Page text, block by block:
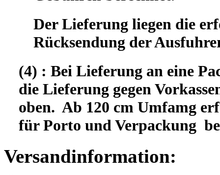
Der Lieferung liegen die
Rücksendung der
(4) : Bei Lieferung an eine
die Lieferung gegen
oben. Ab 120 cm Umfamg
für Porto und Verpackung
Versandinformation: